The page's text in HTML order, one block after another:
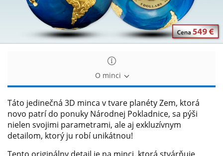
O minci
Táto jedinečná 3D minca v tvare planéty Zem, ktorá
novo patrí do ponuky Národnej Pokladnice, sa pýši
nielen svojimi parametrami, ale aj exkluzívnym
detailom, ktorý ju robí unikátnou!